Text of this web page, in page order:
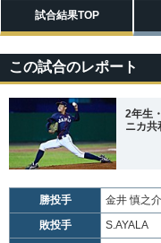
試合結果TOP
この試合のレポート
2年生
ニカ共
勝投手
金井 慎之介
敗投手
S.AYALA